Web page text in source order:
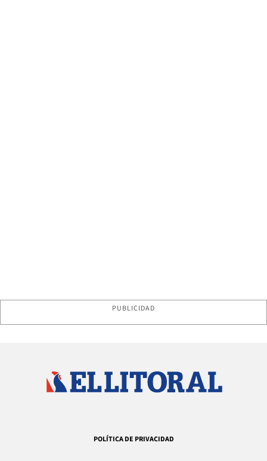
PUBLICIDAD
POLÍTICA DE PRIVACIDAD